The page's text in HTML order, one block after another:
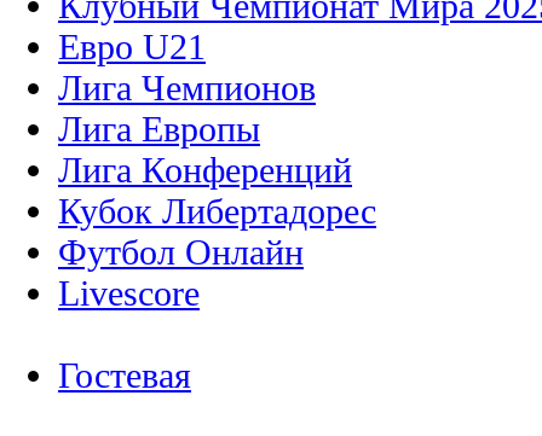
Евро U21
Лига Чемпионов
Лига Европы
Лига Конференций
Кубок Либертадорес
Футбол Онлайн
Livescore
Гостевая